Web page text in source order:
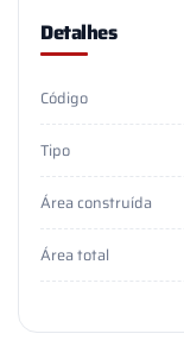
Detalhes
Código
Tipo
Área construída
Área total